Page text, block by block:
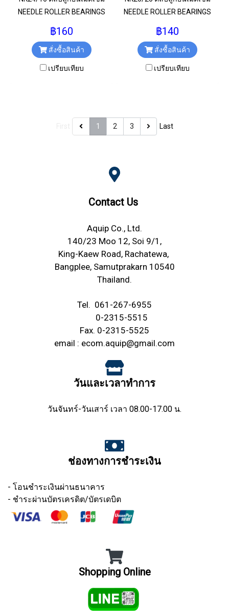
NEEDLE ROLLER BEARINGS
อุตสาหกรรมทั่วไป ขนาด
24x32x16 มม.
฿160
สั่งซื้อสินค้า
เปรียบเทียบ
NEEDLE ROLLER BEARINGS
อุตสาหกรรมทั่วไป ขนาด
20x28x20 มม.
฿140
สั่งซื้อสินค้า
เปรียบเทียบ
1 2 3 Last
Contact Us
Aquip Co., Ltd.
140/23 Moo 12, Soi 9/1,
King-Kaew Road, Rachatewa,
Bangplee, Samutprakarn 10540
Thailand.
Tel. 061-267-6955
0-2315-5515
Fax. 0-2315-5525
email : ecom.aquip@gmail.com
วันและเวลาทำการ
วันจันทร์-วันเสาร์ เวลา 08.00-17.00 น.
ช่องทางการชำระเงิน
- โอนชำระเงินผ่านธนาคาร
- ชำระผ่านบัตรเครดิต/บัตรเดบิต
Shopping Online